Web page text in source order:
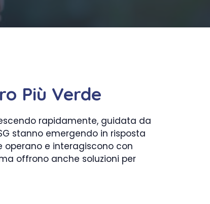
Più Verde
rapidamente, guidata da
stanno emergendo in risposta
e interagiscono con
offrono anche soluzioni per